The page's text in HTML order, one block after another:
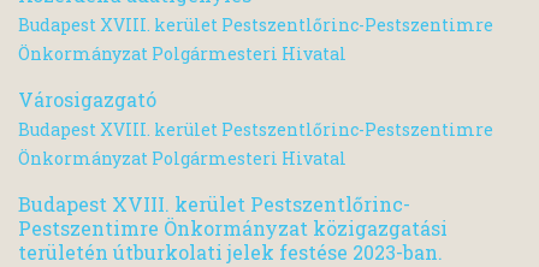
Budapest XVIII. kerület Pestszentlőrinc-Pestszentimre
Önkormányzat Polgármesteri Hivatal
Városigazgató
Budapest XVIII. kerület Pestszentlőrinc-Pestszentimre
Önkormányzat Polgármesteri Hivatal
Budapest XVIII. kerület Pestszentlőrinc-
Pestszentimre Önkormányzat közigazgatási
területén útburkolati jelek festése 2023-ban.